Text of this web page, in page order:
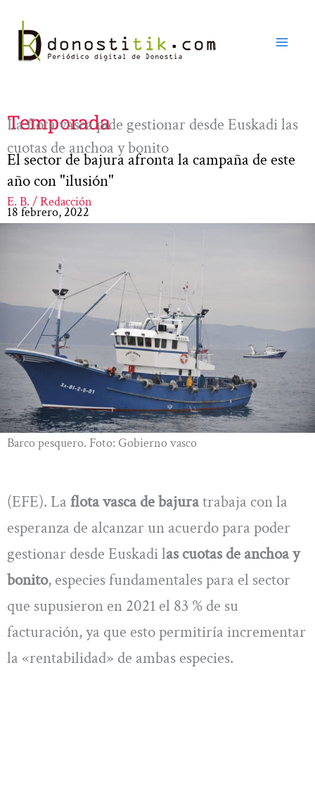
contenido
Temporada
La flota vasca pide gestionar desde Euskadi las
cuotas de anchoa y bonito
El sector de bajura afronta la campaña de este
año con "ilusión"
E. B. / Redacción
18 febrero, 2022
Barco pesquero. Foto: Gobierno vasco
(EFE). La flota vasca de bajuratrabaja con la
esperanza de alcanzar un acuerdo para poder
gestionar desde Euskadi las cuotas de anchoa y
bonito, especies fundamentales para el sector
que supusieron en 2021 el 83 % de su
facturación, ya que esto permitiría incrementar
la «rentabilidad» de ambas especies.